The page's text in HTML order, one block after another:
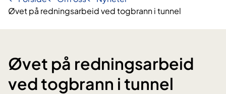
Øvet på redningsarbeid ved togbrann i tunnel
Øvet på redningsarbeid
ved togbrann i tunnel